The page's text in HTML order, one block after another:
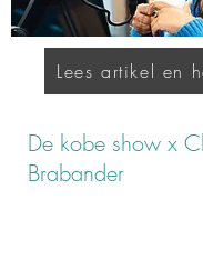
Lees artikel en
De kobe show x
Brabander